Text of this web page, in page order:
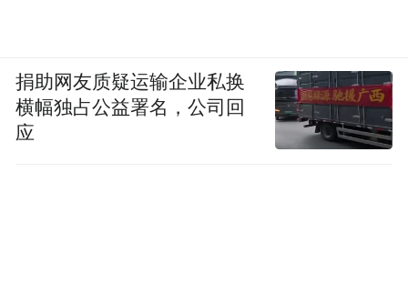
捐助网友质疑运输企业私换
横幅独占公益署名，公司回
应